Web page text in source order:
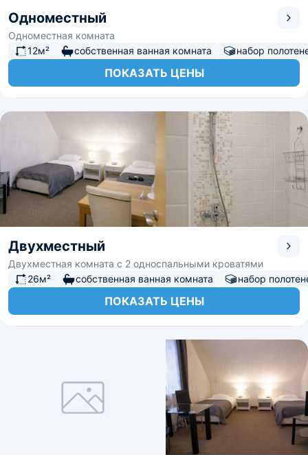
Одноместный
Одноместная комната
12м²
собственная ванная комната набор
ПОКАЗАТЬ ЦЕНЫ
Двухместный
Двухместная комната с 2 односпальными кроватями
26м²
собственная ванная комната набор
ПОКАЗАТЬ ЦЕНЫ